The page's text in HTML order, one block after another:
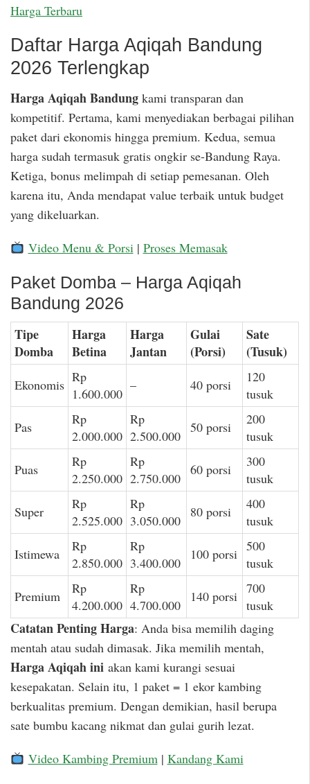
Harga Terbaru
Daftar Harga Aqiqah Bandung
2026 Terlengkap
Harga Aqiqah Bandung kami transparan dan
kompetitif. Pertama, kami menyediakan berbagai pilihan
paket dari ekonomis hingga premium. Kedua, semua
harga sudah termasuk gratis ongkir se-Bandung Raya.
Ketiga, bonus melimpah di setiap pemesanan. Oleh
karena itu, Anda mendapat value terbaik untuk budget
yang dikeluarkan.
Video Menu & Porsi| Proses Memasak
Paket Domba – Harga Aqiqah
Bandung 2026
Tipe
Domba
Harga
Betina
Harga
Jantan
Gulai
(Porsi)
Sate
(Tusuk)
Ekonomis Rp
1.600.000
– 40 porsi
120
tusuk
Pas
Rp
2.000.000
Rp
2.500.000
50 porsi
200
tusuk
Puas
Rp
2.250.000
Rp
2.750.000
60 porsi
300
tusuk
Super
Rp
2.525.000
Rp
3.050.000
80 porsi
400
tusuk
Istimewa
Rp
2.850.000
Rp
3.400.000
100 porsi 500
tusuk
Premium
Rp
4.200.000
Rp
4.700.000
140 porsi 700
tusuk
Catatan Penting Harga: Anda bisa memilih daging
mentah atau sudah dimasak. Jika memilih mentah,
Harga Aqiqah ini akan kami kurangi sesuai
kesepakatan. Selain itu, 1 paket = 1 ekor kambing
berkualitas premium. Dengan demikian, hasil berupa
sate bumbu kacang nikmat dan gulai gurih lezat.
Video Kambing Premium| Kandang Kami